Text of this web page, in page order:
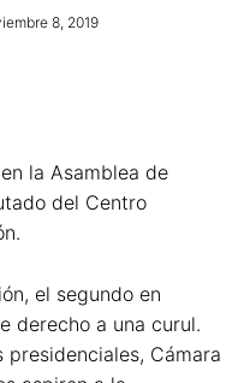
8, 2019
la Asamblea de
del Centro
el segundo en
derecho a una curul.
presidenciales, Cámara